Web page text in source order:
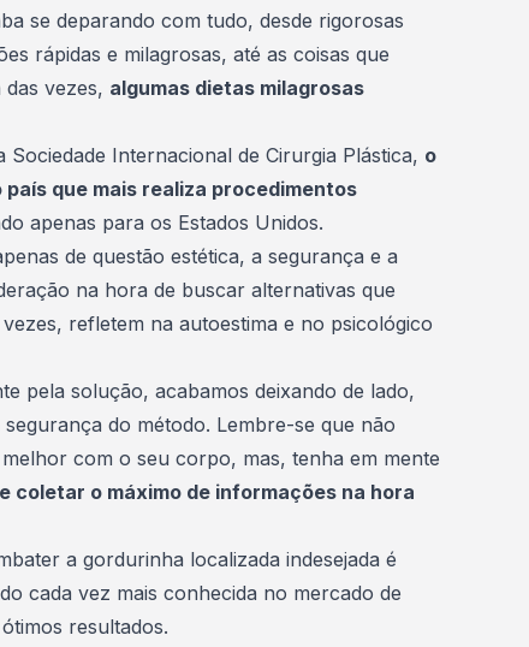
se deparando com tudo, desde rigorosas
rápidas e milagrosas, até as coisas que
vezes, algumas dietas milagrosas
Internacional de Cirurgia Plástica, o
que mais realiza procedimentos
apenas para os Estados Unidos.
de questão estética, a segurança e a
na hora de buscar alternativas que
refletem na autoestima e no psicológico
pela solução, acabamos deixando de lado,
do método. Lembre-se que não
com o seu corpo, mas, tenha em mente
coletar o máximo de informações na hora
a gordurinha localizada indesejada é
cada vez mais conhecida no mercado de
resultados.